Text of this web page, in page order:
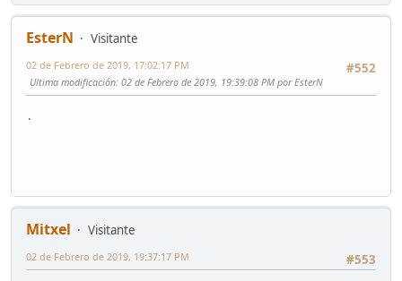
EsterN
Visitante
#552
02 de Febrero de 2019, 17:02:17 PM
Ultima modificación: 02 de Febrero de 2019, 19:39:08 PM por EsterN
.
Mitxel
Visitante
#553
02 de Febrero de 2019, 19:37:17 PM